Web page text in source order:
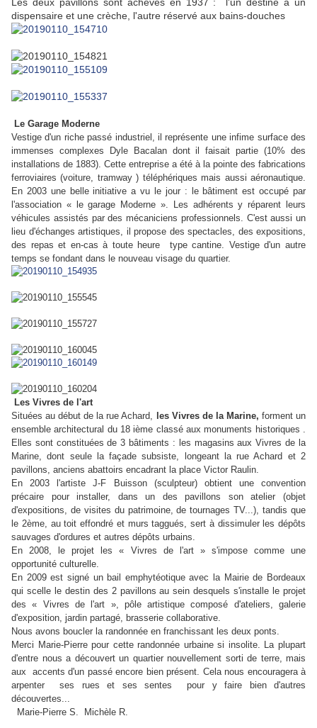
dispensaire et une crèche, l'autre réservé aux bains-douches
Le Garage Moderne
Vestige d'un riche passé industriel, il représente une infime surface des
immenses complexes Dyle Bacalan dont il faisait partie (10% des
installations de 1883). Cette entreprise a été à la pointe des fabrications
ferroviaires (voiture, tramway ) téléphériques mais aussi aéronautique.
En 2003 une belle initiative a vu le jour : le bâtiment est occupé par
l'association « le garage Moderne ». Les adhérents y réparent leurs
véhicules assistés par des mécaniciens professionnels. C'est aussi un
lieu d'échanges artistiques, il propose des spectacles, des expositions,
des repas et en-cas à toute heure type cantine. Vestige d'un autre
temps se fondant dans le nouveau visage du quartier.
Les Vivres de l'art
Situées au début de la rue Achard, les Vivres de la Marine, forment un
ensemble architectural du 18 ième classé aux monuments historiques .
Elles sont constituées de 3 bâtiments : les magasins aux Vivres de la
Marine, dont seule la façade subsiste, longeant la rue Achard et 2
pavillons, anciens abattoirs encadrant la place Victor Raulin.
En 2003 l'artiste J-F Buisson (sculpteur) obtient une convention
précaire pour installer, dans un des pavillons son atelier (objet
d'expositions, de visites du patrimoine, de tournages TV...), tandis que
le 2ème, au toit effondré et murs taggués, sert à dissimuler les dépôts
sauvages d'ordures et autres dépôts urbains.
En 2008, le projet les « Vivres de l'art » s'impose comme une
opportunité culturelle.
En 2009 est signé un bail emphytéotique avec la Mairie de Bordeaux
qui scelle le destin des 2 pavillons au sein desquels s'installe le projet
des « Vivres de l'art », pôle artistique composé d'ateliers, galerie
d'exposition, jardin partagé, brasserie collaborative.
Nous avons boucler la randonnée en franchissant les deux ponts.
Merci Marie-Pierre pour cette randonnée urbaine si insolite. La plupart
d'entre nous a découvert un quartier nouvellement sorti de terre, mais
aux accents d'un passé encore bien présent. Cela nous encouragera à
arpenter ses rues et ses sentes pour y faire bien d'autres
découvertes...
Marie-Pierre S. Michèle R.